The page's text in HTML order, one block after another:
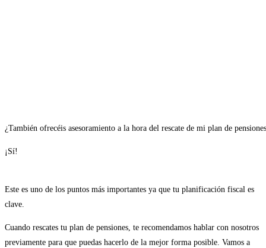
¿También ofrecéis asesoramiento a la hora del rescate de mi plan de
¡Sí!
Este es uno de los puntos más importantes ya que tu planificación fiscal es
clave.
Cuando rescates tu plan de pensiones, te recomendamos hablar con nosotros
previamente para que puedas hacerlo de la mejor forma posible. Vamos a